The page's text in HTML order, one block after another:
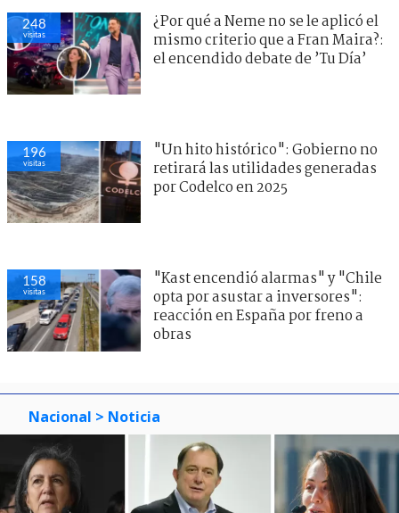
248
visitas
¿Por qué a Neme no se le aplicó el
mismo criterio que a Fran Maira?:
el encendido debate de ’Tu Día’
196
visitas
"Un hito histórico": Gobierno no
retirará las utilidades generadas
por Codelco en 2025
158
visitas
"Kast encendió alarmas" y "Chile
opta por asustar a inversores":
reacción en España por freno a
obras
Nacional > Noticia